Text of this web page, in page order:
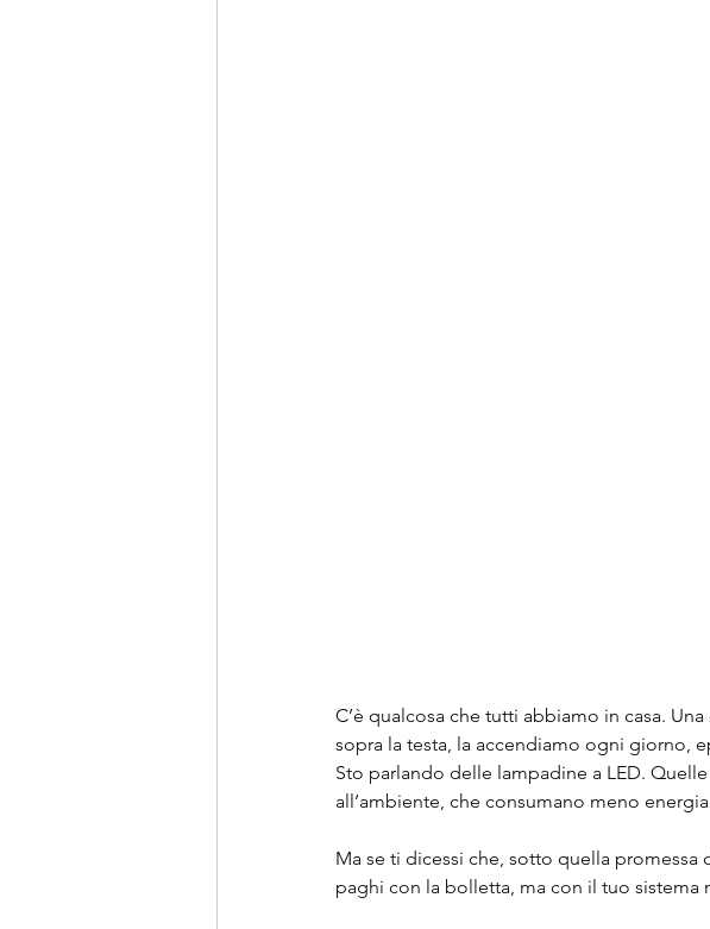
C’è qualcosa che tutti abbiamo in casa.
sopra la testa, la accendiamo ogni giorno,
Sto parlando delle lampadine a LED.
all’ambiente, che consumano meno
Ma se ti dicessi che, sotto quella promessa
paghi con la bolletta, ma con il tuo sistema